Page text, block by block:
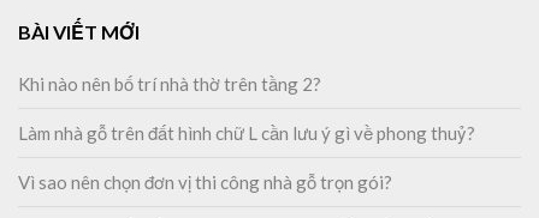
BÀI VIẾT MỚI
Khi nào nên bố trí nhà thờ trên tầng 2?
Làm nhà gỗ trên đất hình chữ L cần lưu ý gì về phong thuỷ?
Vì sao nên chọn đơn vị thi công nhà gỗ trọn gói?